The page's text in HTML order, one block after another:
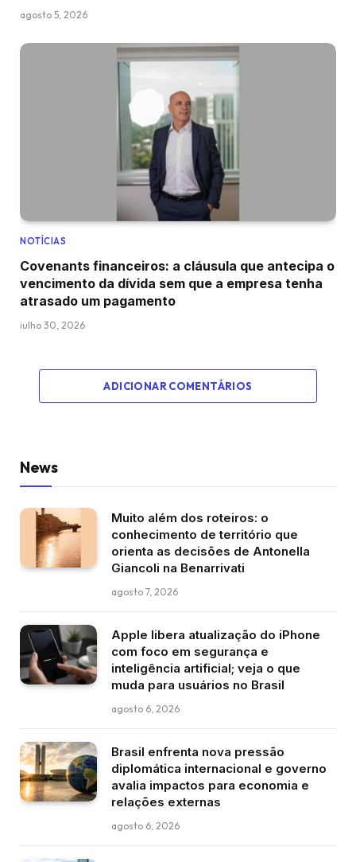
agosto 5, 2026
NOTÍCIAS
Covenants financeiros: a cláusula que antecipa o
vencimento da dívida sem que a empresa tenha
atrasado um pagamento
julho 30, 2026
ADICIONAR COMENTÁRIOS
News
Muito além dos roteiros: o
conhecimento de território que
orienta as decisões de Antonella
Giancoli na Benarrivati
agosto 7, 2026
Apple libera atualização do iPhone
com foco em segurança e
inteligência artificial; veja o que
muda para usuários no Brasil
agosto 6, 2026
Brasil enfrenta nova pressão
diplomática internacional e governo
avalia impactos para economia e
relações externas
agosto 6, 2026